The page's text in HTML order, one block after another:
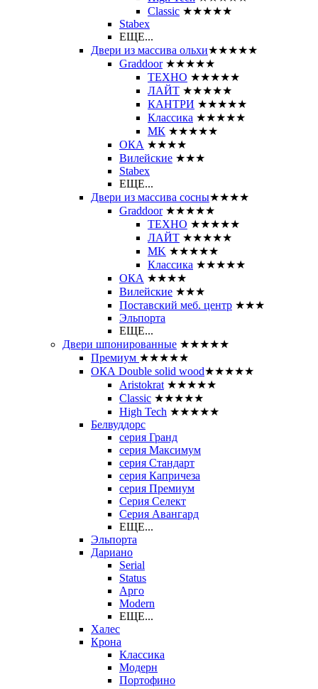
Classic ★★★★★
Stabex
ЕЩЕ...
Двери из массива ольхи★★★★★
Graddoor ★★★★★
ТЕХНО ★★★★★
ЛАЙТ ★★★★★
КАНТРИ ★★★★★
Классика ★★★★★
МК ★★★★★
ОКА ★★★★
Вилейские ★★★
Stabex
ЕЩЕ...
Двери из массива сосны★★★★
Graddoor ★★★★★
ТЕХНО ★★★★★
ЛАЙТ ★★★★★
MK ★★★★★
Классика ★★★★★
ОКА ★★★★
Вилейские ★★★
Поставский меб. центр ★★★
Эльпорта
ЕЩЕ...
Двери шпонированные ★★★★★
Премиум ★★★★★
ОКА Double solid wood★★★★★
Aristokrat ★★★★★
Classic ★★★★★
High Tech ★★★★★
Белвуддорс
серия Гранд
серия Максимум
серия Стандарт
серия Капричеза
серия Премиум
Серия Селект
Серия Авангард
ЕЩЕ...
Эльпорта
Дариано
Serial
Status
Арго
Modern
ЕЩЕ...
Халес
Крона
Классика
Модерн
Портофино